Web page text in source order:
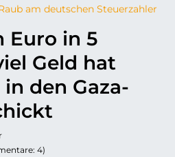
am deutschen Steuerzahler
Euro in 5
Geld hat
den Gaza-
4)